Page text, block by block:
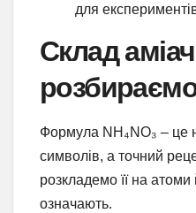
для
Склад
Формула NH₄NO₃ – це
символів, а точний
розкладемо її на
означають.